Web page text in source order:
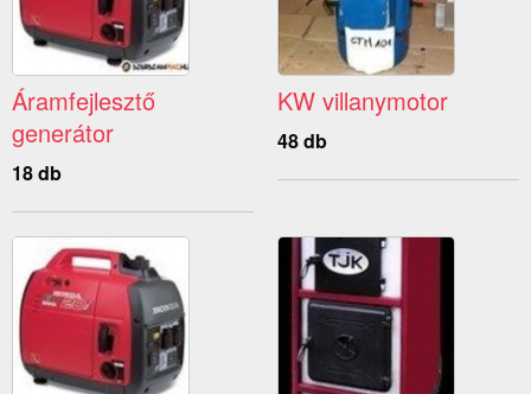
Áramfejlesztő
generátor
18 db
KW villanymotor
48 db